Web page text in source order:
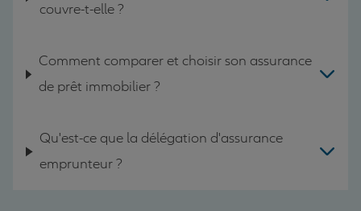
couvre-t-elle ?
Comment comparer et choisir son assurance
de prêt immobilier ?
Qu'est-ce que la délégation d'assurance
emprunteur ?